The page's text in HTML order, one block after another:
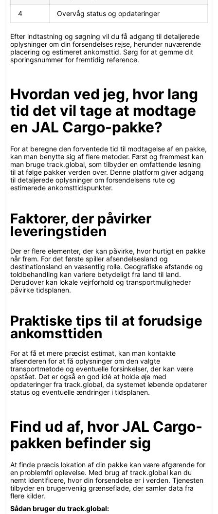
4 Overvåg status og opdateringer
Efter indtastning og søgning vil du få adgang til detaljerede
oplysninger om din forsendelses rejse, herunder nuværende
placering og estimeret ankomsttid. Sørg for at gemme dit
sporingsnummer for fremtidig reference.
Hvordan ved jeg, hvor lang
tid det vil tage at modtage
en JAL Cargo-pakke?
For at beregne den forventede tid til modtagelse af en pakke,
kan man benytte sig af flere metoder. Først og fremmest kan
man bruge track.global, som tilbyder en omfattende løsning
til at følge pakker verden over. Denne platform giver adgang
til detaljerede oplysninger om forsendelsens rute og
estimerede ankomsttidspunkter.
Faktorer, der påvirker
leveringstiden
Der er flere elementer, der kan påvirke, hvor hurtigt en pakke
når frem. For det første spiller afsendelsesland og
destinationsland en væsentlig rolle. Geografiske afstande og
toldbehandling kan variere betydeligt fra land til land.
Derudover kan lokale vejrforhold og transportmuligheder
påvirke tidsplanen.
Praktiske tips til at forudsige
ankomsttiden
For at få et mere præcist estimat, kan man kontakte
afsenderen for at få oplysninger om den valgte
transportmetode og eventuelle forsinkelser, der kan være
opstået. Det er også en god idé at holde øje med
opdateringer fra track.global, da systemet løbende opdaterer
status og eventuelle ændringer i tidsplanen.
Find ud af, hvor JAL Cargo-
pakken befinder sig
At finde præcis lokation af din pakke kan være afgørende for
en problemfri oplevelse. Med brug af track.global kan du
nemt identificere, hvor din forsendelse er i verden. Tjenesten
tilbyder en brugervenlig grænseflade, der samler data fra
flere kilder.
Sådan bruger du track.global: